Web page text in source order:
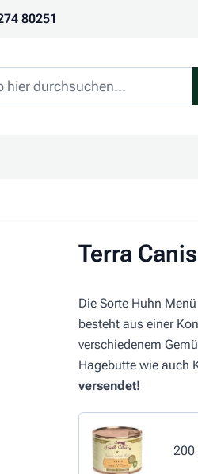
80251
Terra
Die Sorte Huhn
besteht aus einer
verschiedenem
Hagebutte wie auch
versendet!
200